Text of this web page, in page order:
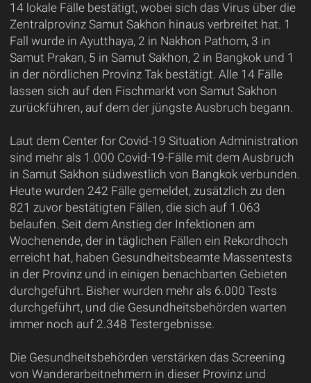
14 lokale Fälle bestätigt, wobei sich das Virus über die
Zentralprovinz Samut Sakhon hinaus verbreitet hat. 1
Fall wurde in Ayutthaya, 2 in Nakhon Pathom, 3 in
Samut Prakan, 5 in Samut Sakhon, 2 in Bangkok und 1
in der nördlichen Provinz Tak bestätigt. Alle 14 Fälle
lassen sich auf den Fischmarkt von Samut Sakhon
zurückführen, auf dem der jüngste Ausbruch begann.
Laut dem Center for Covid-19 Situation Administration
sind mehr als 1.000 Covid-19-Fälle mit dem Ausbruch
in Samut Sakhon südwestlich von Bangkok verbunden.
Heute wurden 242 Fälle gemeldet, zusätzlich zu den
821 zuvor bestätigten Fällen, die sich auf 1.063
belaufen. Seit dem Anstieg der Infektionen am
Wochenende, der in täglichen Fällen ein Rekordhoch
erreicht hat, haben Gesundheitsbeamte Massentests
in der Provinz und in einigen benachbarten Gebieten
durchgeführt. Bisher wurden mehr als 6.000 Tests
durchgeführt, und die Gesundheitsbehörden warten
immer noch auf 2.348 Testergebnisse.
Die Gesundheitsbehörden verstärken das Screening
von Wanderarbeitnehmern in dieser Provinz und